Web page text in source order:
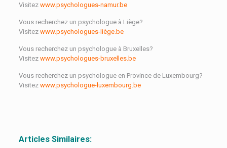
Visitezwww.psychologues-namur.be
Vous recherchez un psychologue à Liège?
Visitez www.psychologues-liège.be
Vous recherchez un psychologue à Bruxelles?
Visitez www.psychologues-bruxelles.be
Vous recherchez un psychologue en Province de Luxembourg?
Visitezwww.psychologue-luxembourg.be
Articles Similaires: